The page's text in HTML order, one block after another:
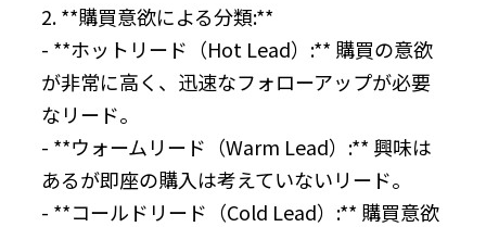
2. **購買意欲による分類:**
- **ホットリード（Hot Lead）:** 購買の意欲
が非常に高く、迅速なフォローアップが必要
なリード。
- **ウォームリード（Warm Lead）:** 興味は
あるが即座の購入は考えていないリード。
- **コールドリード（Cold Lead）:** 購買意欲